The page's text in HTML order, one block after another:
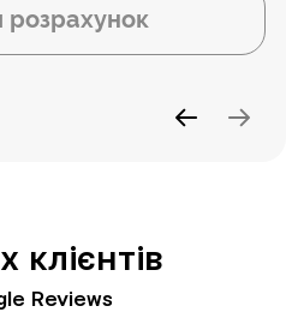
клієнтів
Reviews